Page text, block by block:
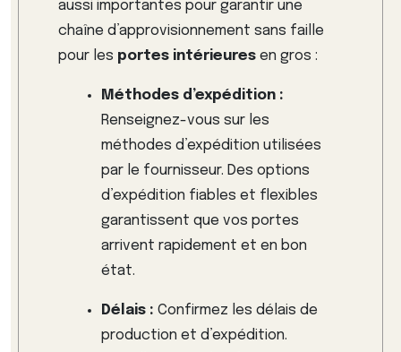
aussi importantes pour garantir une
chaîne d’approvisionnement sans faille
pour les portes intérieures en gros :
Méthodes d’expédition :
Renseignez-vous sur les
méthodes d’expédition utilisées
par le fournisseur. Des options
d’expédition fiables et flexibles
garantissent que vos portes
arrivent rapidement et en bon
état.
Délais : Confirmez les délais de
production et d’expédition.